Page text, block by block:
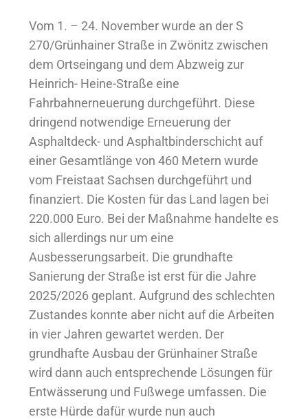
Vom 1. – 24. November wurde an der S
270/Grünhainer Straße in Zwönitz zwischen
dem Ortseingang und dem Abzweig zur
Heinrich- Heine-Straße eine
Fahrbahnerneuerung durchgeführt. Diese
dringend notwendige Erneuerung der
Asphaltdeck- und Asphaltbinderschicht auf
einer Gesamtlänge von 460 Metern wurde
vom Freistaat Sachsen durchgeführt und
finanziert. Die Kosten für das Land lagen bei
220.000 Euro. Bei der Maßnahme handelte es
sich allerdings nur um eine
Ausbesserungsarbeit. Die grundhafte
Sanierung der Straße ist erst für die Jahre
2025/2026 geplant. Aufgrund des schlechten
Zustandes konnte aber nicht auf die Arbeiten
in vier Jahren gewartet werden. Der
grundhafte Ausbau der Grünhainer Straße
wird dann auch entsprechende Lösungen für
Entwässerung und Fußwege umfassen. Die
erste Hürde dafür wurde nun auch